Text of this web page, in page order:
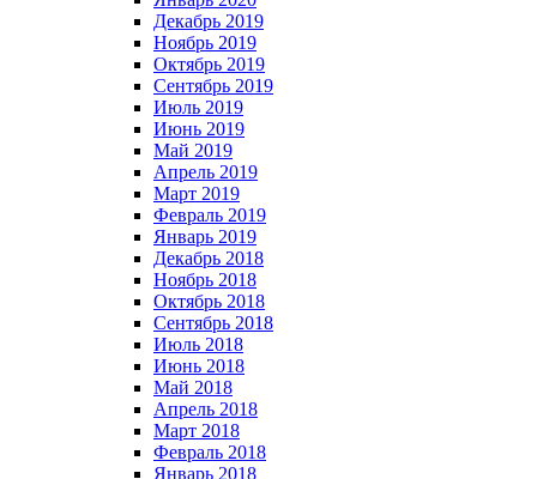
Декабрь 2019
Ноябрь 2019
Октябрь 2019
Сентябрь 2019
Июль 2019
Июнь 2019
Май 2019
Апрель 2019
Март 2019
Февраль 2019
Январь 2019
Декабрь 2018
Ноябрь 2018
Октябрь 2018
Сентябрь 2018
Июль 2018
Июнь 2018
Май 2018
Апрель 2018
Март 2018
Февраль 2018
Январь 2018